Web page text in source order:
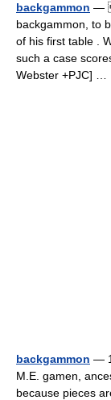
backgammon —
backgammon, to
of his first table .
such a case
Webster +PJC] …
backgammon —
M.E. gamen,
because pieces